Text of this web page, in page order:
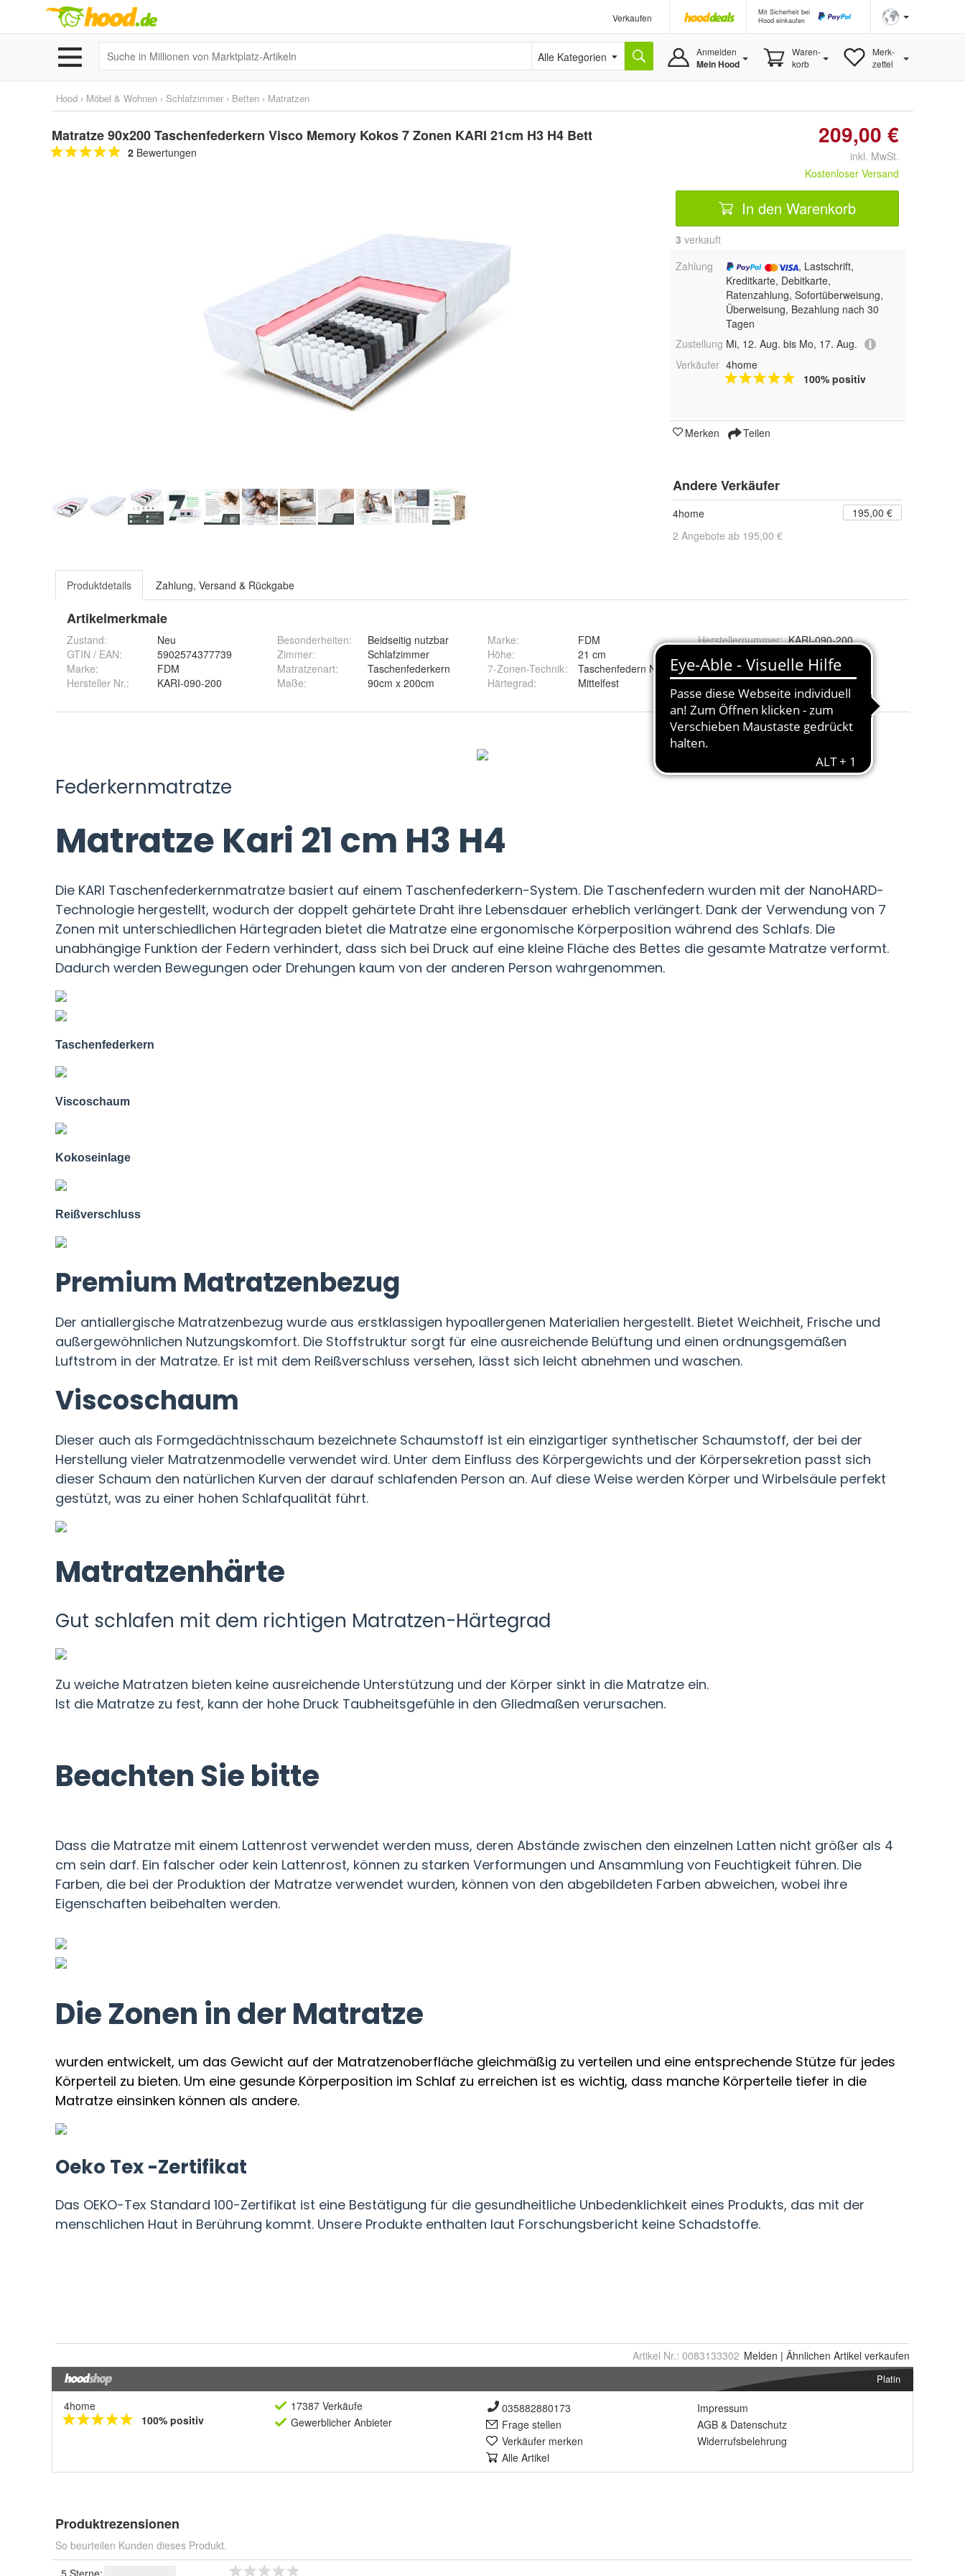
Verkaufen
Mit Sicherheit bei
Hood einkaufen
Alle Kategorien Anmelden
Mein Hood
Waren-
korb
Merk-
zettel
Hood › Möbel & Wohnen › Schlafzimmer › Betten › Matratzen
Matratze 90x200 Taschenfederkern Visco Memory Kokos 7 Zonen KARI 21cm H3 H4 Bett
2 Bewertungen
209,00 €
inkl. MwSt.
Kostenloser Versand
In den Warenkorb
3 verkauft
Zahlung
, Lastschrift,
Kreditkarte, Debitkarte,
Ratenzahlung, Sofortüberweisung,
Überweisung, Bezahlung nach 30
Tagen
Zustellung Mi, 12. Aug. bis Mo, 17. Aug.
Verkäufer 4home
100% positiv
Merken Teilen
Andere Verkäufer
4home
195,00 €
2 Angebote ab 195,00 €
Produktdetails Zahlung, Versand & Rückgabe
Artikelmerkmale
Zustand:
Neu
GTIN / EAN:
5902574377739
Marke:
FDM
Hersteller Nr.:
KARI-090-200
Besonderheiten:
Beidseitig nutzbar
Zimmer:
Schlafzimmer
Matratzenart:
Taschenfederkern
Maße: 90cm x 200cm
Marke:
FDM
Höhe:
21 cm
7-Zonen-Technik:
Taschenfedern NanoHARD 12 cm
Härtegrad: Mittelfest
Herstellernummer: KARI-090-200
Artikel Nr.: 0083133302 Melden | Ähnlichen Artikel verkaufen
Platin
4home
100% positiv
17387 Verkäufe
Gewerblicher Anbieter
035882880173
Frage stellen
Verkäufer merken
Alle Artikel
Impressum
AGB & Datenschutz
Widerrufsbelehrung
Produktrezensionen
So beurteilen Kunden dieses Produkt.